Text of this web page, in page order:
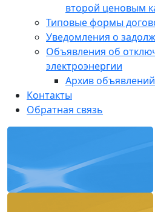
второй ценовым
Типовые формы
Уведомления о
Объявления об
электроэнергии
Архив объявлений
Контакты
Обратная связь